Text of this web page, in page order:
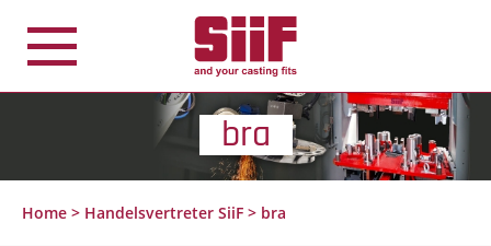
bra
Home > Handelsvertreter SiiF > bra